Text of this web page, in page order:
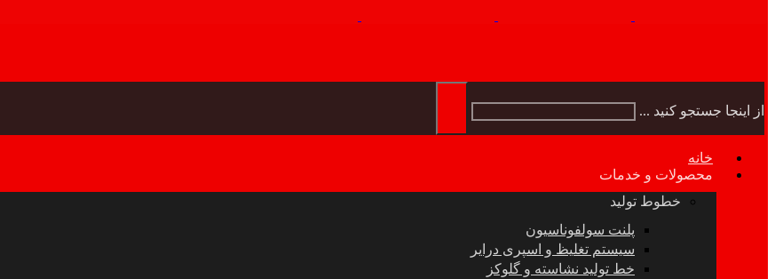
از اینجا جستجو کنید ...
خانه
محصولات و خدمات
خطوط تولید
پلنت سولفوناسیون
سیستم تغلیظ و اسپری درایر
خط تولید نشاسته و گلوکز